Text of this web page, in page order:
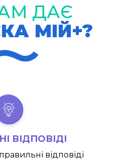
ДАЄ
МІЙ+?
ВІДПОВІДІ
відповіді